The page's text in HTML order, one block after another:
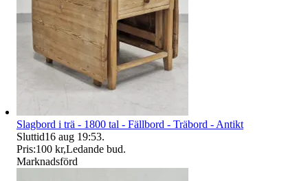
Slagbord i trä - 1800 tal - Fällbord - Träbord - Antikt
Sluttid16 aug 19:53.
Pris:100 kr,Ledande bud.
Marknadsförd